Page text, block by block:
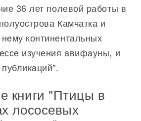
36 лет полевой работы в
Камчатка и
континентальных
изучения авифауны, и
книги "Птицы в
лососевых